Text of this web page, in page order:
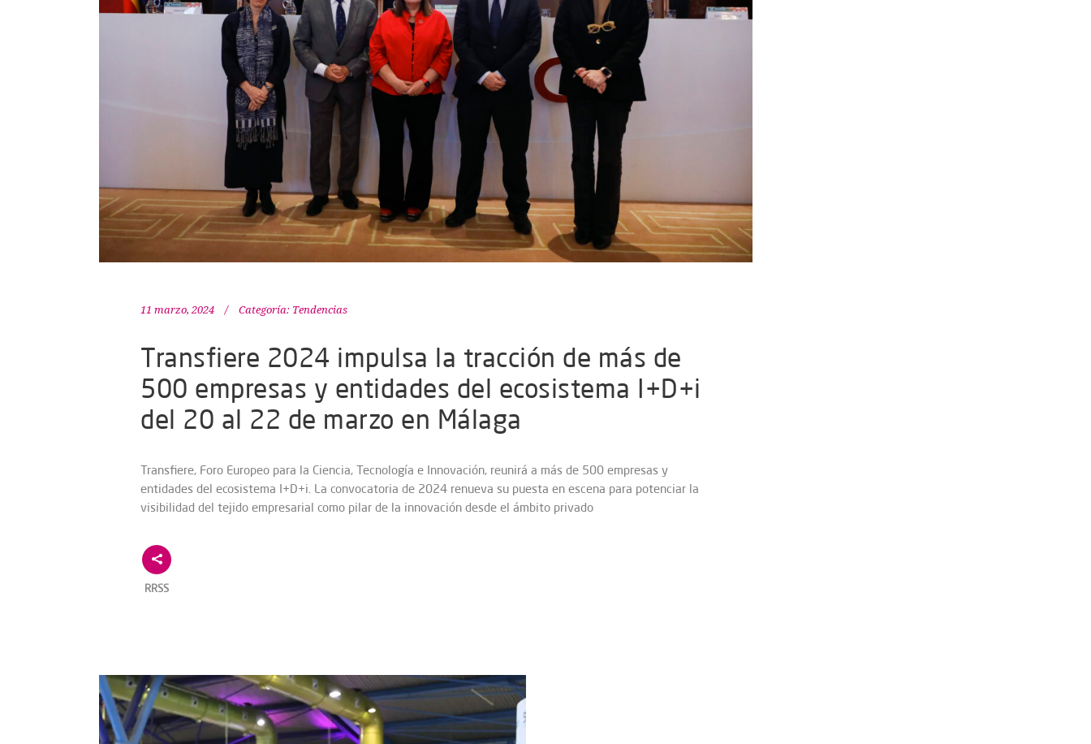
11 marzo, 2024 Categoría: Tendencias
Transfiere 2024 impulsa la tracción de más de
500 empresas y entidades del ecosistema I+D+i
del 20 al 22 de marzo en Málaga
Transfiere, Foro Europeo para la Ciencia, Tecnología e Innovación, reunirá a más de 500 empresas y
entidades del ecosistema I+D+i. La convocatoria de 2024 renueva su puesta en escena para potenciar la
visibilidad del tejido empresarial como pilar de la innovación desde el ámbito privado
RRSS